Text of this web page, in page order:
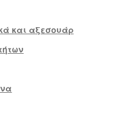
και αξεσουάρ